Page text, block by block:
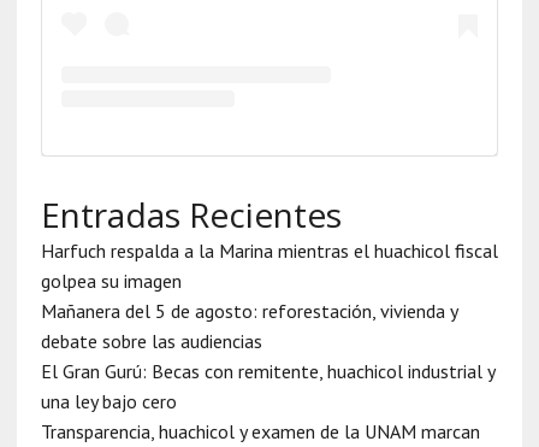
Entradas Recientes
Harfuch respalda a la Marina mientras el huachicol fiscal
golpea su imagen
Mañanera del 5 de agosto: reforestación, vivienda y
debate sobre las audiencias
El Gran Gurú: Becas con remitente, huachicol industrial y
una ley bajo cero
Transparencia, huachicol y examen de la UNAM marcan